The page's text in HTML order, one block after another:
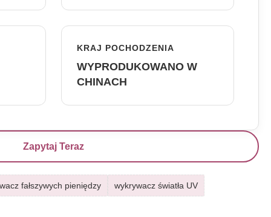
KRAJ POCHODZENIA
WYPRODUKOWANO W
CHINACH
Zapytaj Teraz
fałszywych pieniędzy wykrywacz światła UV